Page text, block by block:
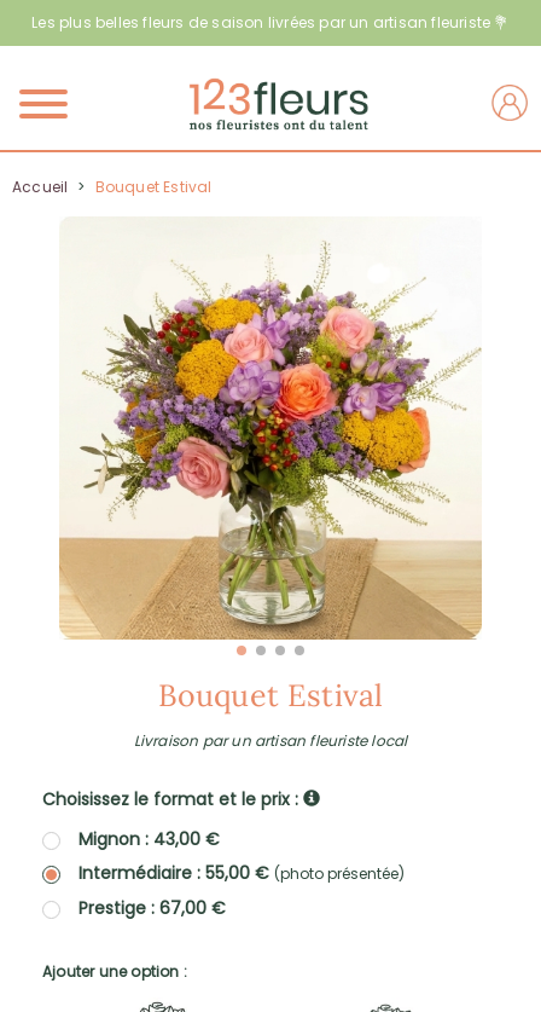
Les plus belles fleurs de saison livrées par un artisan fleuriste 💐
Menu
Accueil > Bouquet Estival
Bouquet Estival
Livraison par un artisan fleuriste local
Choisissez le format et le prix :
Mignon : 43,00 €
Intermédiaire : 55,00 € (photo présentée)
Prestige : 67,00 €
Ajouter une option :